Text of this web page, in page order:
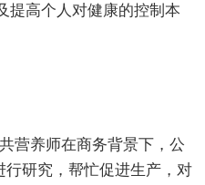
提高个人对健康的控制本
营养师在商务背景下，公
研究，帮忙促进生产，对